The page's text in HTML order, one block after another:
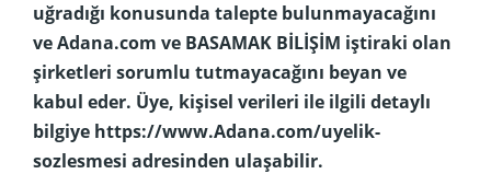
uğradığı konusunda talepte bulunmayacağını
ve Adana.com ve BASAMAK BİLİŞİM iştiraki olan
şirketleri sorumlu tutmayacağını beyan ve
kabul eder. Üye, kişisel verileri ile ilgili detaylı
bilgiye https://www.Adana.com/uyelik-
sozlesmesi adresinden ulaşabilir.